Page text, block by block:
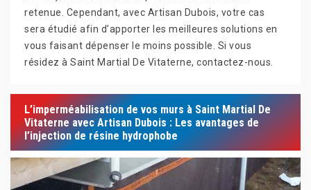
retenue. Cependant, avec Artisan Dubois, votre cas
sera étudié afin d’apporter les meilleures solutions en
vous faisant dépenser le moins possible. Si vous
résidez à Saint Martial De Vitaterne, contactez-nous.
L’imperméabilisation de vos murs à Saint Martial De
Vitaterne avec Artisan Dubois : Les avantages de
l’injection de résine hydrophobe